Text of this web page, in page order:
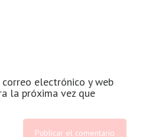
correo electrónico y web
la próxima vez que